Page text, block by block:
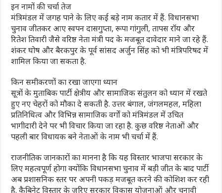
इन नामों की चर्चा तेज
मंत्रिमंडल में जगह पाने के लिए कई बड़े नाम कतार में हैं. विधानसभा
चुनाव जीतकर आए स्वपन दासगुप्ता, रूपा गांगुली, तापस रॉय और
रितेश तिवारी जैसे वरिष्ठ नेता मंत्री पद के मजबूत दावेदार माने जा रहे हैं.
शंकर घोष और बैरकपुर के पूर्व सांसद अर्जुन सिंह को भी मंत्रिपरिषद में
शामिल किया जा सकता है.
किन समीकरणों का रखा जाएगा ध्‍यान
सूत्रों के मुताबिक पार्टी क्षेत्रीय और सामाजिक संतुलन को ध्यान में रखते
हुए नए चेहरों को मौका दे सकती है. उत्तर बंगाल, जंगलमहल, महिला
प्रतिनिधित्व और विभिन्न सामाजिक वर्गों को मंत्रिमंडल में उचित
भागीदारी देने पर भी विचार किया जा रहा है. कुछ वरिष्ठ नेताओं और
पहली बार विधायक बने नेताओं के नाम भी चर्चा में हैं.
राजनीतिक जानकारों का मानना है कि यह विस्तार भाजपा सरकार के
लिए महत्वपूर्ण होगा क्योंकि विधानसभा चुनाव में बड़ी जीत के बाद पार्टी
अब प्रशासनिक स्तर पर अपनी पकड़ मजबूत करने की कोशिश कर रही
है. कैबिनेट विस्तार के जरिए सरकार विकास योजनाओं और चुनावी